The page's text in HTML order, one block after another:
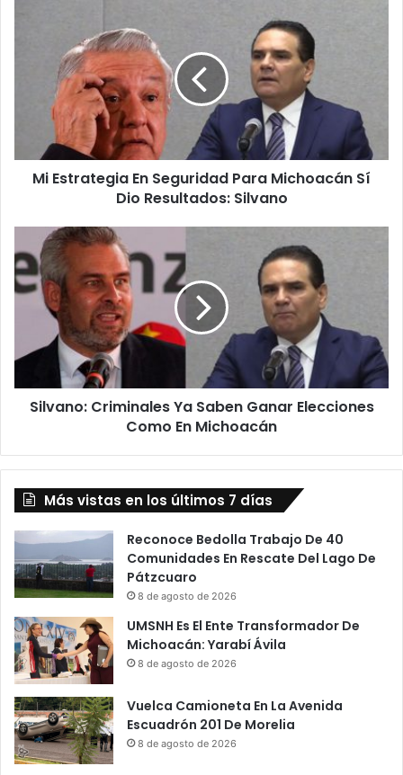
Seguridad
Michoacán
Resultados:
SilvanoMi Estrategia En Seguridad Para Michoacán Sí
Dio Resultados: Silvano
Silvano:
Criminales
Ya
Saben
Ganar
Elecciones
Como
Michoacán
Silvano: Criminales Ya Saben Ganar Elecciones
Como En Michoacán
Más vistas en los últimos 7 días
Reconoce Bedolla Trabajo De 40
Comunidades En Rescate Del Lago De
Pátzcuaro
8 de agosto de 2026
UMSNH Es El Ente Transformador De
Michoacán: Yarabí Ávila
8 de agosto de 2026
Vuelca Camioneta En La Avenida
Escuadrón 201 De Morelia
8 de agosto de 2026